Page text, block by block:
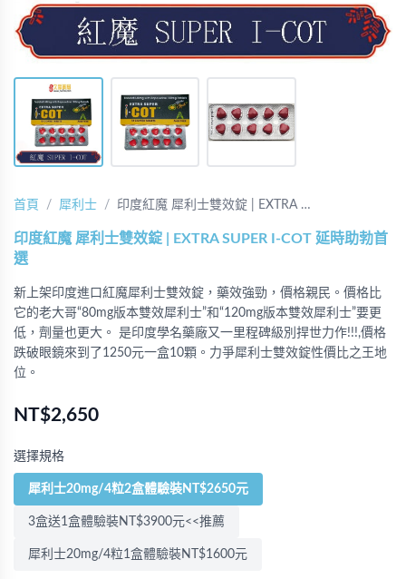
首頁 犀利士 印度紅魔 犀利士雙效錠 | EXTRA …
印度紅魔 犀利士雙效錠 | EXTRA SUPER I-COT 延時助勃首
選
新上架印度進口紅魔犀利士雙效錠，藥效強勁，價格親民。價格比
它的老大哥“80mg版本雙效犀利士”和“120mg版本雙效犀利士”要更
低，劑量也更大。 是印度學名藥廠又一里程碑級別捍世力作!!!,價格
跌破眼鏡來到了1250元一盒10顆。力爭犀利士雙效錠性價比之王地
位。
NT$2,650
選擇規格
犀利士20mg/4粒2盒體驗裝NT$2650元
3盒送1盒體驗裝NT$3900元<<推薦
犀利士20mg/4粒1盒體驗裝NT$1600元